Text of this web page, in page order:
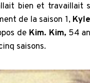
bien et travaillait
de la saison 1, Kyle
de Kim. Kim, 54
saisons.